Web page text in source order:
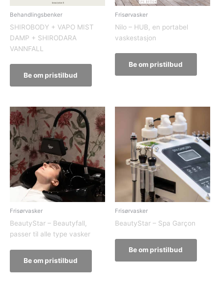
Behandlingsbenker
SHIROBODY + VAPO MIST
DAMP + SHIRODARA
VANNFALL
Be om pristilbud
Frisørvasker
Nilo – HUB, en portabel
vaskestasjon
Be om pristilbud
Frisørvasker
BeautyStar – Beautyfall,
passer til alle type vasker
Be om pristilbud
Frisørvasker
BeautyStar – Spa Garçon
Be om pristilbud